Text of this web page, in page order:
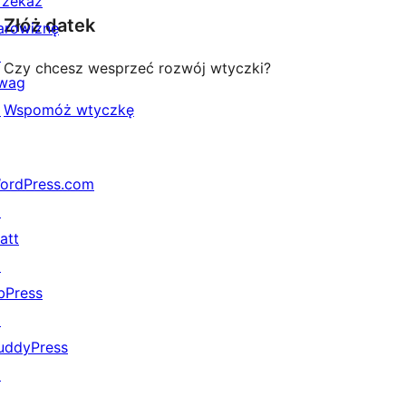
Złóż datek
Czy chcesz wesprzeć rozwój wtyczki?
Wspomóż wtyczkę